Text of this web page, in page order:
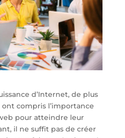
d’Internet, de plus
compris l’importance
pour atteindre leur
il ne suffit pas de créer